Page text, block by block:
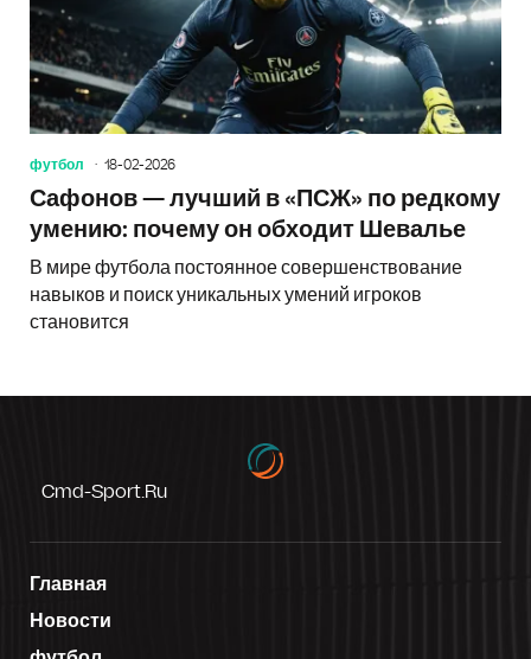
футбол 18-02-2026
Сафонов — лучший в «ПСЖ» по редкому
умению: почему он обходит Шевалье
В мире футбола постоянное совершенствование
навыков и поиск уникальных умений игроков
становится
Cmd-Sport.ru
Главная
Новости